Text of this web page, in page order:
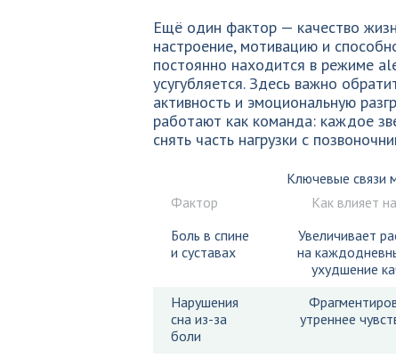
Ещё один фактор — качество
настроение, мотивацию и
постоянно находится в режиме
усугубляется. Здесь важно
активность и эмоциональную
работают как команда: каждое
снять часть нагрузки с
Ключевые связи
Фактор
Как влияет
Боль в спине
и суставах
Увеличивает
на
ухудшение
Нарушения
сна из-за
боли
утреннее